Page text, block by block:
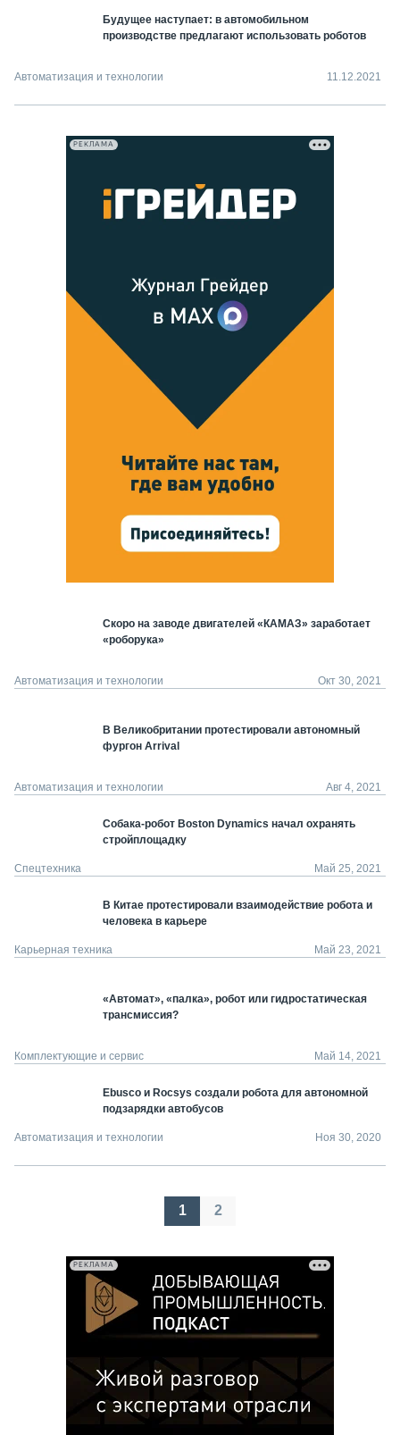
Будущее наступает: в автомобильном
производстве предлагают использовать роботов
Автоматизация и технологии 11.12.2021
РЕКЛАМА
Скоро на заводе двигателей «КАМАЗ» заработает
«роборука»
Автоматизация и технологии Окт 30, 2021
В Великобритании протестировали автономный
фургон Arrival
Автоматизация и технологии Авг 4, 2021
Собака-робот Boston Dynamics начал охранять
стройплощадку
Спецтехника Май 25, 2021
В Китае протестировали взаимодействие робота и
человека в карьере
Карьерная техника Май 23, 2021
«Автомат», «палка», робот или гидростатическая
трансмиссия?
Комплектующие и сервис Май 14, 2021
Ebusco и Rocsys создали робота для автономной
подзарядки автобусов
Автоматизация и технологии Ноя 30, 2020
Пагинация
1 2
РЕКЛАМА